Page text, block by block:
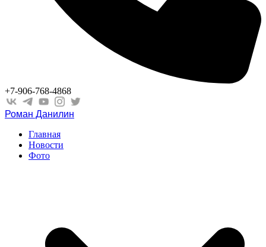
+7-906-768-4868
Роман Данилин
Главная
Новости
Фото